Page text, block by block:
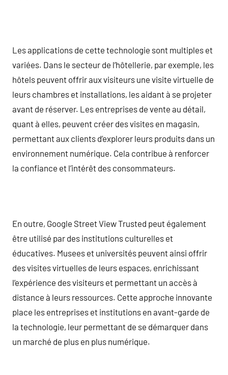
Les applications de cette technologie sont multiples et
variées. Dans le secteur de l’hôtellerie, par exemple, les
hôtels peuvent offrir aux visiteurs une visite virtuelle de
leurs chambres et installations, les aidant à se projeter
avant de réserver. Les entreprises de vente au détail,
quant à elles, peuvent créer des visites en magasin,
permettant aux clients d’explorer leurs produits dans un
environnement numérique. Cela contribue à renforcer
la confiance et l’intérêt des consommateurs.
En outre, Google Street View Trusted peut également
être utilisé par des institutions culturelles et
éducatives. Musees et universités peuvent ainsi offrir
des visites virtuelles de leurs espaces, enrichissant
l’expérience des visiteurs et permettant un accès à
distance à leurs ressources. Cette approche innovante
place les entreprises et institutions en avant-garde de
la technologie, leur permettant de se démarquer dans
un marché de plus en plus numérique.